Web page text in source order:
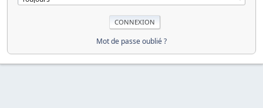
Mot de passe oublié ?